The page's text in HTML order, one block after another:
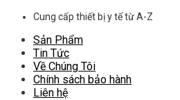
Skip
content
Cung cấp thiết bị y tế từ A-Z
Sản Phẩm
Tin Tức
Về Chúng Tôi
Chính sách bảo hành
Liên hệ